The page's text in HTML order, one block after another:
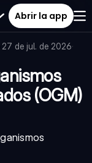
Abrir la app
27 de jul. de 2026·
(OGM)